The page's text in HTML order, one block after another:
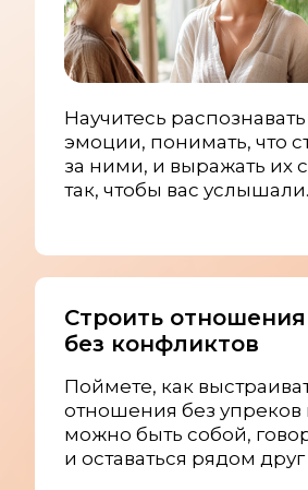
Поймете, как
отношения без упреков
можно быть собой,
и оставаться рядом
Строить отношения
без конфликтов
Научитесь
эмоции, понимать, что
за ними, и выражать их
так, чтобы вас услышали.